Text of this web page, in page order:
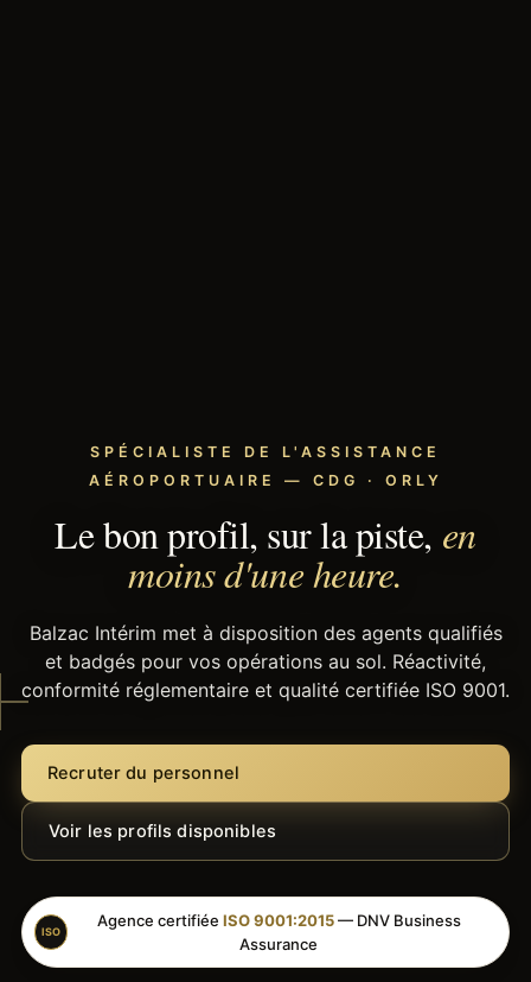
SPÉCIALISTE DE L'ASSISTANCE
AÉROPORTUAIRE — CDG · ORLY
Le bon profil, sur la piste, en
moins d'une heure.
Balzac Intérim met à disposition des agents qualifiés
et badgés pour vos opérations au sol. Réactivité,
conformité réglementaire et qualité certifiée ISO 9001.
Recruter du personnel
Voir les profils disponibles
ISO
Agence certifiée ISO 9001:2015— DNV Business
Assurance